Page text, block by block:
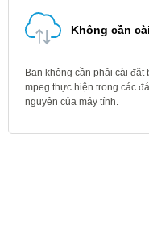
Không cần
Bạn không cần phải cài đặt
mpeg thực hiện trong các
nguyên của máy tính.